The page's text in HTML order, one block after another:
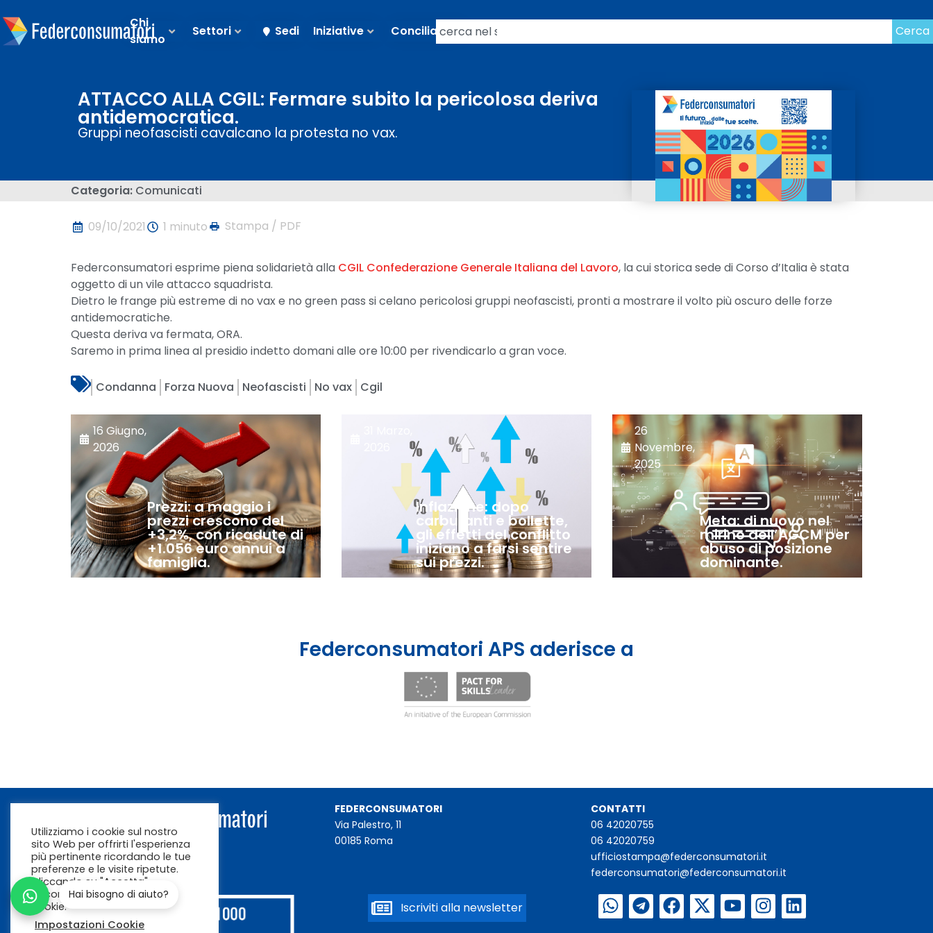
Chi
siamo
Settori Sedi Iniziative Conciliazioni Cerca
ATTACCO ALLA CGIL: Fermare subito la pericolosa deriva
antidemocratica.
Gruppi neofascisti cavalcano la protesta no vax.
Categoria: Comunicati
09/10/2021 1 minuto Stampa / PDF
Federconsumatori esprime piena solidarietà alla CGIL Confederazione Generale Italiana del Lavoro, la cui storica sede di Corso d’Italia è stata
oggetto di un vile attacco squadrista.
Dietro le frange più estreme di no vax e no green pass si celano pericolosi gruppi neofascisti, pronti a mostrare il volto più oscuro delle forze
antidemocratiche.
Questa deriva va fermata, ORA.
Saremo in prima linea al presidio indetto domani alle ore 10:00 per rivendicarlo a gran voce.
Condanna Forza Nuova Neofascisti No vax Cgil
16 Giugno,
2026
Prezzi: a maggio i
prezzi crescono del
+3,2%, con ricadute di
+1.056 euro annui a
famiglia.
Inflazione: dopo
carburanti e bollette,
gli effetti del conflitto
iniziano a farsi sentire
sui prezzi.
26
Novembre,
2025
Meta: di nuovo nel
mirino dell’AGCM per
abuso di posizione
dominante.
Federconsumatori APS aderisce a
FEDERCONSUMATORI
Via Palestro, 11
00185 Roma
CONTATTI
06 42020755
06 42020759
ufficiostampa@federconsumatori.it
federconsumatori@federconsumatori.it
Iscriviti alla newsletter
Utilizziamo i cookie sul nostro
sito Web per offrirti l'esperienza
più pertinente ricordando le tue
preferenze e le visite ripetute.
Cliccando su "Accetta"
acconsenti all'uso di TUTTI i
cookie.
Impostazioni Cookie
Hai bisogno di aiuto?